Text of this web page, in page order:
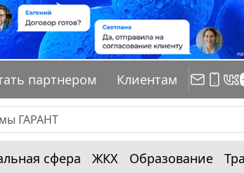
партнером Клиентам
сфера ЖКХ Образование